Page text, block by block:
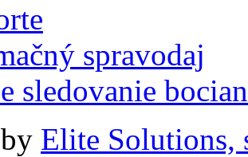
spravodaj
sledovanie
Elite Solutions,